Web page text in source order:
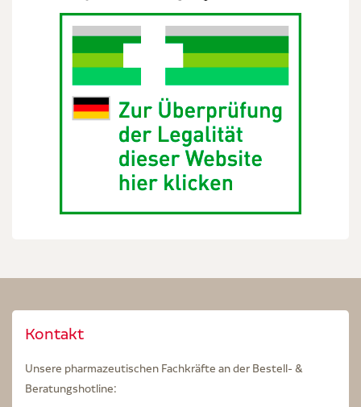
Kontakt
Unsere pharmazeutischen Fachkräfte an der Bestell- &
Beratungshotline: